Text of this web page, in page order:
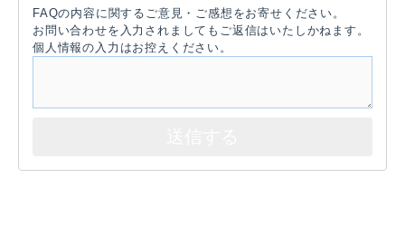
FAQの内容に関するご意見・ご感想をお寄せください。
お問い合わせを入力されましてもご返信はいたしかねます。
個人情報の入力はお控えください。